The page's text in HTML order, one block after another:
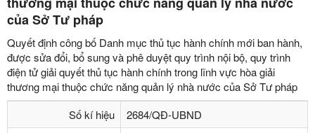
của Sở Tư pháp
Quyết định công bố Danh mục thủ tục hành chính mới ban hành,
được sửa đổi, bổ sung và phê duyệt quy trình nội bộ, quy trình
điện tử giải quyết thủ tục hành chính trong lĩnh vực hòa giải
thương mại thuộc chức năng quản lý nhà nước của Sở Tư pháp
Số kí hiệu
2684/QĐ-UBND